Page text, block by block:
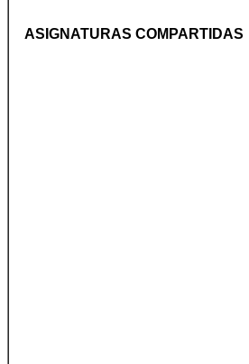
ASIGNATURAS COMPARTIDAS